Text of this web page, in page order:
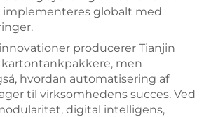
implementeres globalt med
producerer Tianjin
men
hvordan automatisering af
til virksomhedens succes. Ved
digital intelligens,